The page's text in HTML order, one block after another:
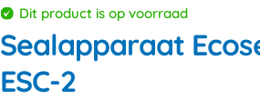
Dit product is op voorraad
Sealapparaat
ESC-2